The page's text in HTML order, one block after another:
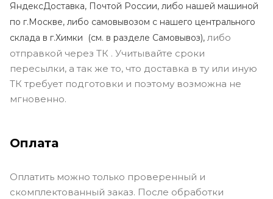
ЯндексДоставка, Почтой России, либо нашей машиной
по г.Москве, либо самовывозом с нашего центрального
склада в г.Химки (см. в разделе Самовывоз), либо
отправкой через ТК . Учитывайте сроки
пересылки, а так же то, что доставка в ту или иную
ТК требует подготовки и поэтому возможна не
мгновенно.
Оплата
Оплатить можно только проверенный и
скомплектованный заказ. После обработки